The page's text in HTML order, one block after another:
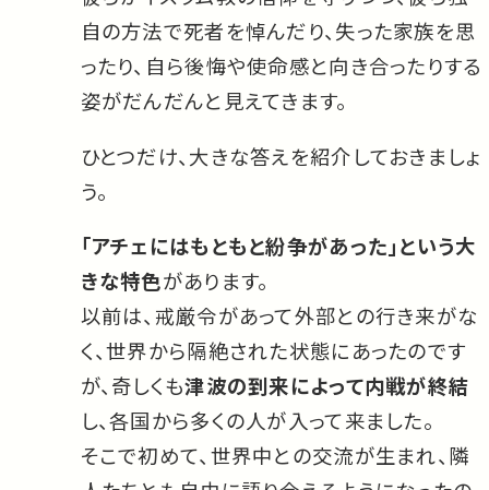
自の方法で死者を悼んだり、失った家族を思
ったり、自ら後悔や使命感と向き合ったりする
姿がだんだんと見えてきます。
ひとつだけ、大きな答えを紹介しておきましょ
う。
「アチェにはもともと紛争があった」という大
きな特色があります。
以前は、戒厳令があって外部との行き来がな
く、世界から隔絶された状態にあったのです
が、奇しくも津波の到来によって内戦が終結
し、各国から多くの人が入って来ました。
そこで初めて、世界中との交流が生まれ、隣